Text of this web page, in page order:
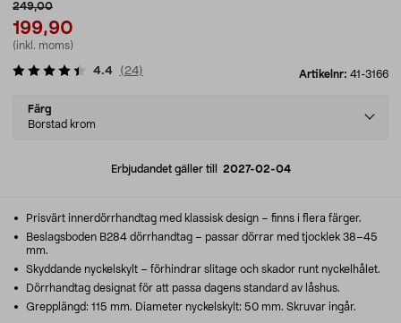
249,00
199,90
(inkl. moms)
Artikelnr: 41-3166
4.4 ( 24)
Select
variant
Färg
Borstad krom
Erbjudandet gäller till 2027-02-04
Prisvärt innerdörrhandtag med klassisk design – finns i flera färger.
Beslagsboden B284 dörrhandtag – passar dörrar med tjocklek 38–45
mm.
Skyddande nyckelskylt – förhindrar slitage och skador runt nyckelhålet.
Dörrhandtag designat för att passa dagens standard av låshus.
Grepplängd: 115 mm. Diameter nyckelskylt: 50 mm. Skruvar ingår.